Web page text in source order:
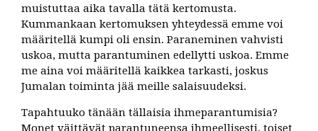
muistuttaa aika tavalla tätä kertomusta.
Kummankaan kertomuksen yhteydessä emme voi
määritellä kumpi oli ensin. Paraneminen vahvisti
uskoa, mutta parantuminen edellytti uskoa. Emme
me aina voi määritellä kaikkea tarkasti, joskus
Jumalan toiminta jää meille salaisuudeksi.
Tapahtuuko tänään tällaisia ihmeparantumisia?
Monet väittävät parantuneensa ihmeellisesti, toiset